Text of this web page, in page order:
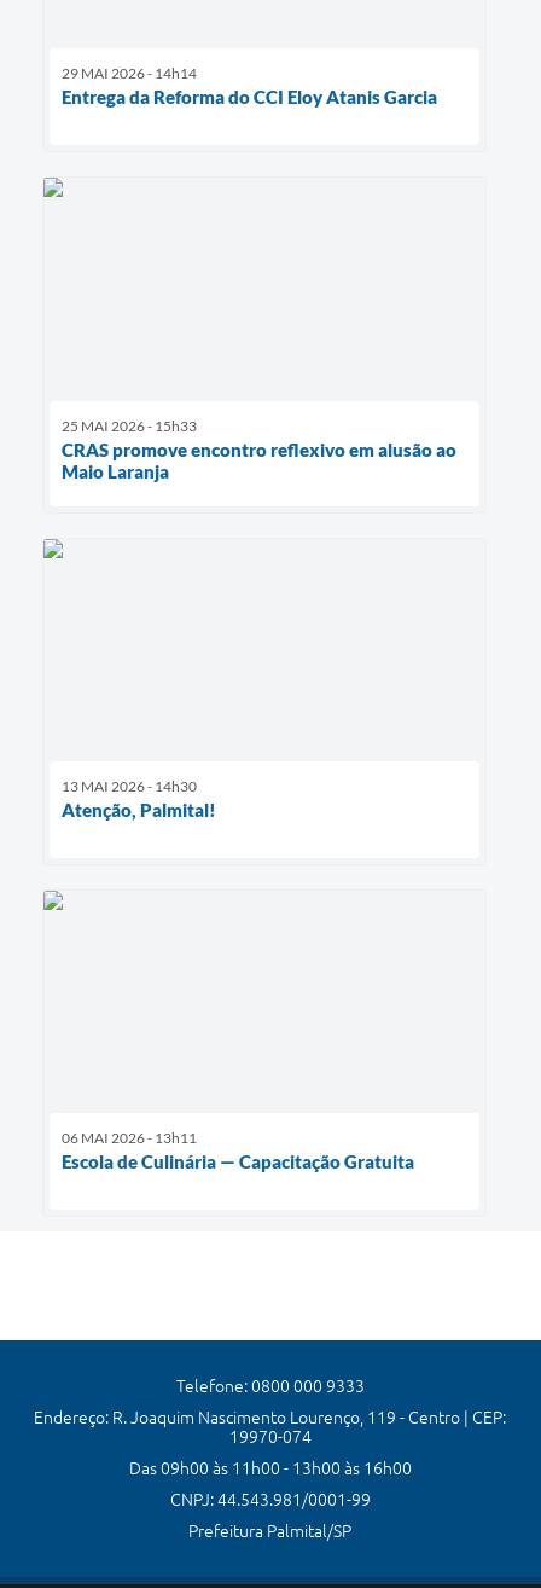
29 MAI 2026 - 14h14
Entrega da Reforma do CCI Eloy Atanis Garcia
25 MAI 2026 - 15h33
CRAS promove encontro reflexivo em alusão ao
Maio Laranja
13 MAI 2026 - 14h30
Atenção, Palmital!
06 MAI 2026 - 13h11
Escola de Culinária — Capacitação Gratuita
Telefone: 0800 000 9333
Endereço: R. Joaquim Nascimento Lourenço, 119 - Centro | CEP:
19970-074
Das 09h00 às 11h00 - 13h00 às 16h00
CNPJ: 44.543.981/0001-99
Prefeitura Palmital/SP